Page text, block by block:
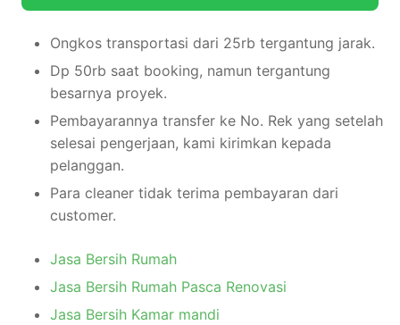
Ongkos transportasi dari 25rb tergantung jarak.
Dp 50rb saat booking, namun tergantung
besarnya proyek.
Pembayarannya transfer ke No. Rek yang setelah
selesai pengerjaan, kami kirimkan kepada
pelanggan.
Para cleaner tidak terima pembayaran dari
customer.
Jasa Bersih Rumah
Jasa Bersih Rumah Pasca Renovasi
Jasa Bersih Kamar mandi